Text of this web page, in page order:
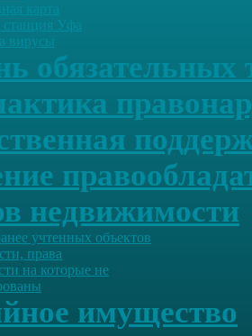
карта
станция Уфа
вирусы
обязательных
недвижимости
учтенных объектов
права
на которые не
имущество